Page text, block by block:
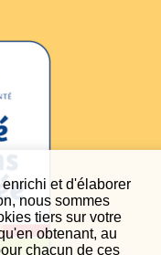
et d'élaborer
nous sommes
tiers sur votre
obtenant, au
chacun de ces